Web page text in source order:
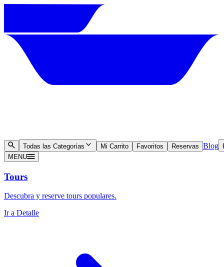
Todas las Categorías Mi Carrito Favoritos Reservas Blog
MENU
Tours
Descubra y reserve tours populares.
Ir a Detalle